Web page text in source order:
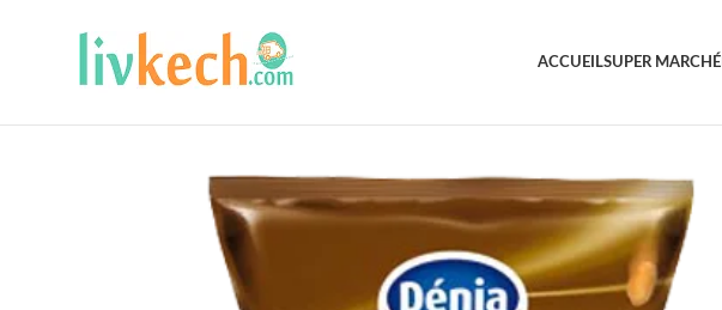
ACCUEILSUPER MARCHÉ